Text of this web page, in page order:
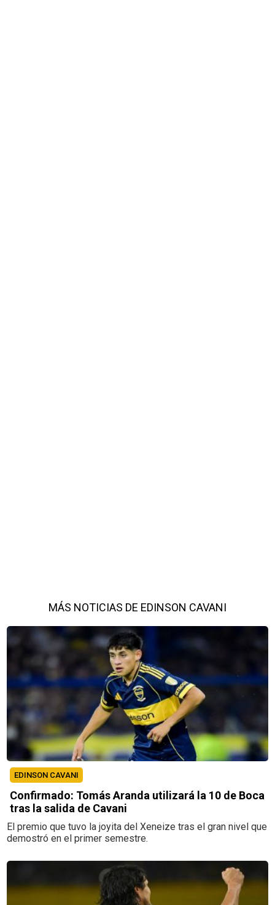
MÁS NOTICIAS DE EDINSON CAVANI
EDINSON CAVANI
Confirmado: Tomás Aranda utilizará la 10 de Boca
tras la salida de Cavani
El premio que tuvo la joyita del Xeneize tras el gran nivel que
demostró en el primer semestre.